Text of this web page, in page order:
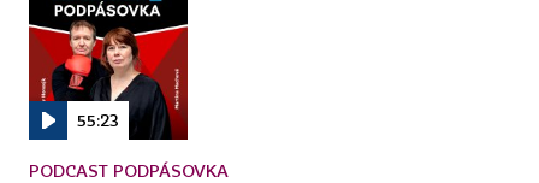
55:23
PODCAST PODPÁSOVKA